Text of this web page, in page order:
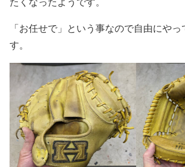
「お任せで」という事なので自由にや
す。